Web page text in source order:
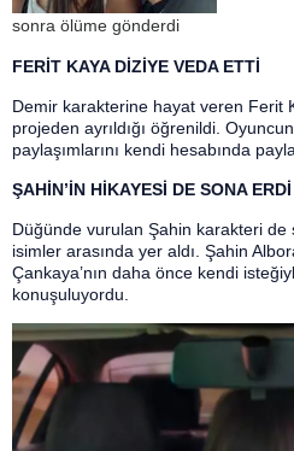
sonra ölüme gönderdi
FERİT KAYA DİZİYE VEDA ETTİ
Demir karakterine hayat veren Ferit
projeden ayrıldığı öğrenildi.
paylaşımlarını kendi hesabında
ŞAHİN’İN HİKAYESİ DE SONA ERDİ
Düğünde vurulan Şahin karakteri
isimler arasında yer aldı. Şahin
Çankaya’nın daha önce kendi
konuşuluyordu.